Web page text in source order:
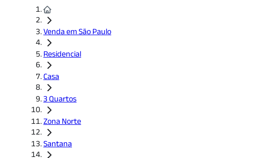
Venda em São Paulo
Residencial
Casa
3 Quartos
Zona Norte
Santana